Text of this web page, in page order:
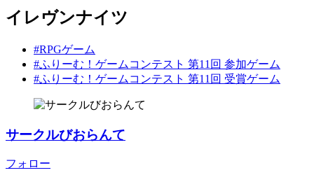
イレヴンナイツ
#RPGゲーム
#ふりーむ！ゲームコンテスト 第11回 参加ゲーム
#ふりーむ！ゲームコンテスト 第11回 受賞ゲーム
サークルびおらんて
フォロー